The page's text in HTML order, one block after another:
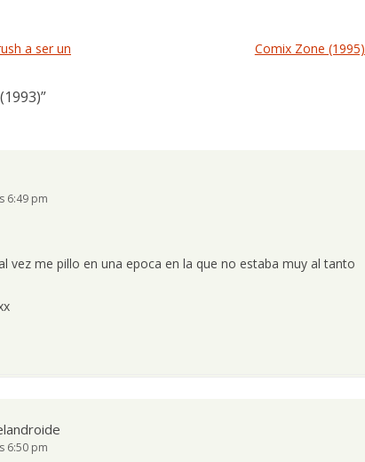
a ser un
Comix Zone (1995)
”
6:49 pm
vez me pillo en una epoca en la que no estaba muy al tanto
6:50 pm